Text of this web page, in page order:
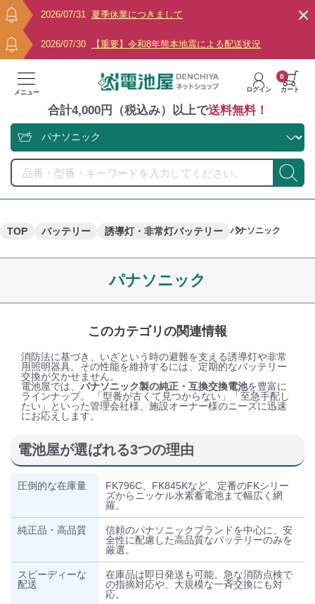
2026/07/31 夏季休業につきまして
2026/07/30 【重要】令和8年熊本地震による配送状況
メニュー ログイン カート
0
合計4,000円（税込み）以上で送料無料！
TOP バッテリー 誘導灯・非常灯バッテリー パナソニック
パナソニック
このカテゴリの関連情報
消防法に基づき、いざという時の避難を支える誘導灯や非常
用照明器具。その性能を維持するには、定期的なバッテリー
交換が欠かせません。
電池屋では、 パナソニック製の純正・互換交換電池を豊富に
ラインナップ。 「型番が古くて見つからない」「至急手配し
たい」といった管理会社様、施設オーナー様のニーズに迅速
にお応えします。
電池屋が選ばれる3つの理由
圧倒的な在庫量
FK796C、FK845Kなど、定番のFKシリー
ズからニッケル水素蓄電池まで幅広く網
羅。
純正品・高品質
信頼のパナソニックブランドを中心に、安
全性に配慮した高品質なバッテリーのみを
厳選。
スピーディーな
配送
在庫品は即日発送も可能。急な消防点検で
の指摘対応や、大規模な一斉交換にも対
応。